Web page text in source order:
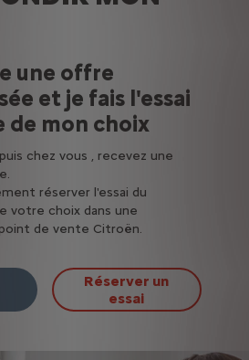
une offre
et je fais l'essai
de mon choix
chez vous , recevez une
réserver l'essai du
votre choix dans une
de vente Citroën.
Réserver un
essai